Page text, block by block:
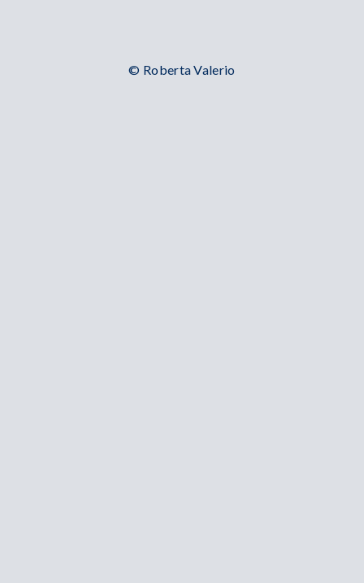
© Roberta Valerio